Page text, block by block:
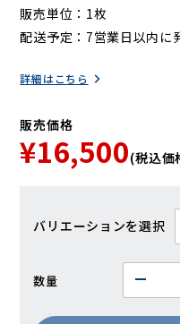
販売単位
1枚
配送予定
7営業日以内に
詳細はこちら
販売価格
¥16,500(税込価
バリエーション
数量